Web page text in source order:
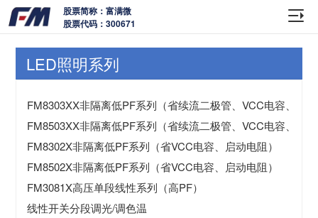
股票简称：富满微
股票代码：300671
LED照明系列
FM8303XX非隔离低PF系列（省续流二极管、VCC电容、启
FM8503XX非隔离低PF系列（省续流二极管、VCC电容、启
FM8302X非隔离低PF系列（省VCC电容、启动电阻）
FM8502X非隔离低PF系列（省VCC电容、启动电阻）
FM3081X高压单段线性系列（高PF）
线性开关分段调光/调色温